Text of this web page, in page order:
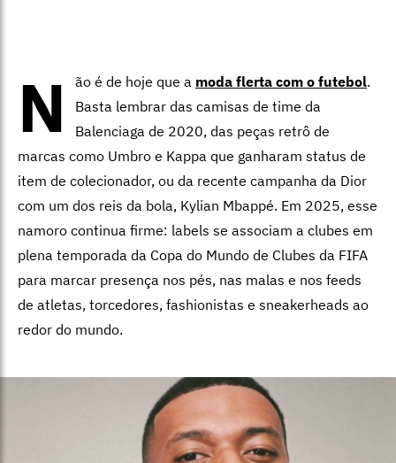
N ão é de hoje que a moda flerta com o futebol.
Basta lembrar das camisas de time da
Balenciaga de 2020, das peças retrô de
marcas como Umbro e Kappa que ganharam status de
item de colecionador, ou da recente campanha da Dior
com um dos reis da bola, Kylian Mbappé. Em 2025, esse
namoro continua firme: labels se associam a clubes em
plena temporada da Copa do Mundo de Clubes da FIFA
para marcar presença nos pés, nas malas e nos feeds
de atletas, torcedores, fashionistas e sneakerheads ao
redor do mundo.